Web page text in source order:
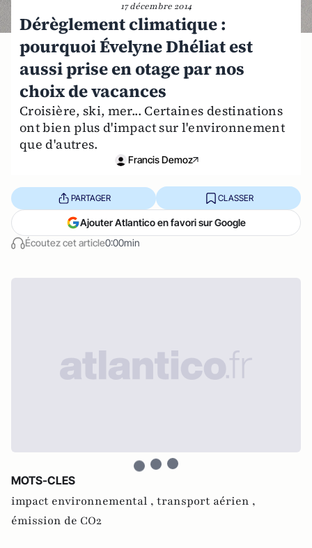
17 décembre 2014
Dérèglement climatique :
pourquoi Évelyne Dhéliat est
aussi prise en otage par nos
choix de vacances
Croisière, ski, mer... Certaines destinations
ont bien plus d'impact sur l'environnement
que d'autres.
Francis Demoz
Écoutez cet article0:00min
PARTAGER CLASSER
Ajouter Atlantico en favori sur Google
MOTS-CLES
impact environnemental , transport aérien ,
émission de CO2